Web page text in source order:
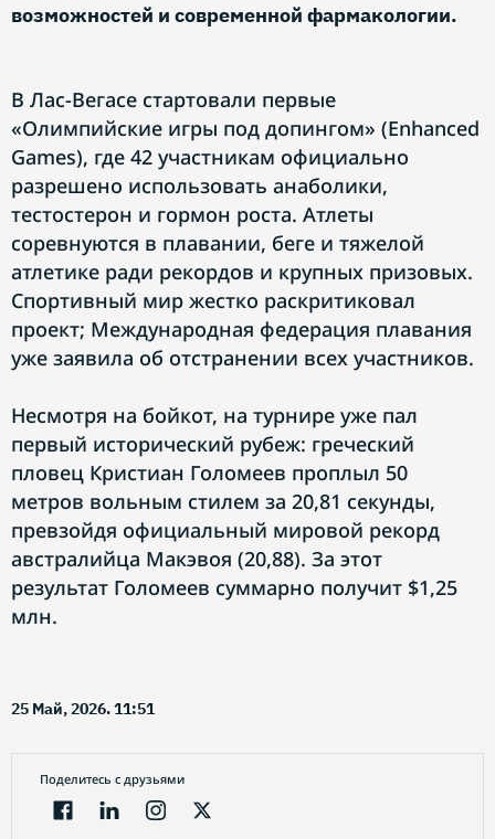
возможностей и современной фармакологии.
В Лас-Вегасе стартовали первые
«Олимпийские игры под допингом» (Enhanced
Games), где 42 участникам официально
разрешено использовать анаболики,
тестостерон и гормон роста. Атлеты
соревнуются в плавании, беге и тяжелой
атлетике ради рекордов и крупных призовых.
Спортивный мир жестко раскритиковал
проект; Международная федерация плавания
уже заявила об отстранении всех участников.
Несмотря на бойкот, на турнире уже пал
первый исторический рубеж: греческий
пловец Кристиан Голомеев проплыл 50
метров вольным стилем за 20,81 секунды,
превзойдя официальный мировой рекорд
австралийца Макэвоя (20,88). За этот
результат Голомеев суммарно получит $1,25
млн.
25 Май, 2026. 11:51
Поделитесь с друзьями